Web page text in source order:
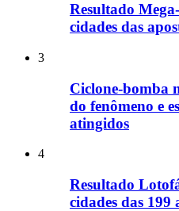
Resultado
cidades das
3
Ciclone-bomba
do fenômeno e
atingidos
4
Resultado
cidades das 199